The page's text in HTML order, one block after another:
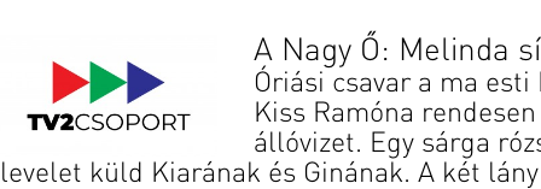
A Nagy Ő: Melinda
Óriási csavar a ma
Kiss Ramóna
állóvizet. Egy sárga
levelet küld Kiarának és Ginának. A két